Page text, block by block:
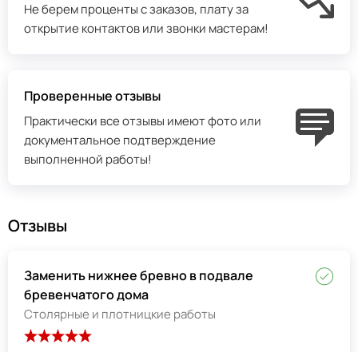
Не берем проценты с заказов, плату за
открытие контактов или звонки мастерам!
Проверенные отзывы
Практически все отзывы имеют фото или
документальное подтверждение
выполненной работы!
Отзывы
Заменить нижнее бревно в подвале
бревенчатого дома
Столярные и плотницкие работы